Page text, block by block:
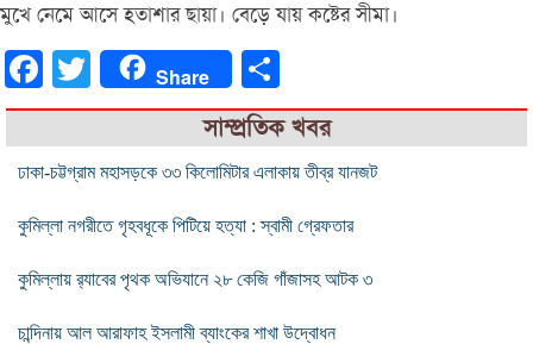
মুখে নেমে আসে হতাশার ছায়া। বেড়ে যায় কষ্টের সীমা।
FacebookTwitter Share
সাম্প্রতিক খবর
ঢাকা-চট্টগ্রাম মহাসড়কে ৩৩ কিলোমিটার এলাকায় তীব্র যানজট
কুমিল্লা নগরীতে গৃহবধূকে পিটিয়ে হত্যা : স্বামী গ্রেফতার
কুমিল্লায় র‌্যাবের পৃথক অভিযানে ২৮ কেজি গাঁজাসহ আটক ৩
চান্দিনায় আল আরাফাহ ইসলামী ব্যাংকের শাখা উদ্বোধন